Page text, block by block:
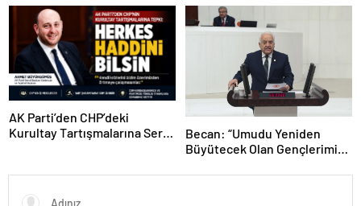
AK Parti’den CHP’deki
Kurultay Tartışmalarına Sert
Çalışmasınlar”
Becan: “Umudu Yeniden
Büyütecek Olan Gençlerimize